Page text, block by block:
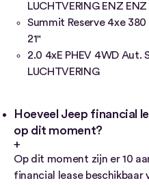
LUCHTVERING ENZ ENZ
Summit Reserve 4xe 380
21"
2.0 4xE PHEV 4WD Aut.
LUCHTVERING
Hoeveel Jeep financial
op dit moment?
Op dit moment zijn er 10
financial lease beschikbaar